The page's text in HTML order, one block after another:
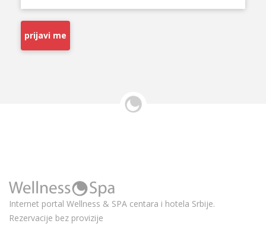
prijavi me
Internet portal Wellness & SPA centara i hotela Srbije.
Rezervacije bez provizije